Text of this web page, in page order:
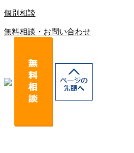
個別相談
無料相談・お問い合わせ